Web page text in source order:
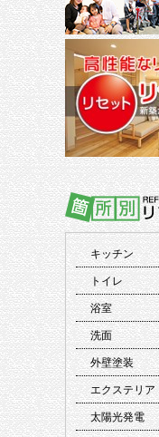
キッチン
トイレ
浴室
洗面
外壁塗装
エクステリア
太陽光発電